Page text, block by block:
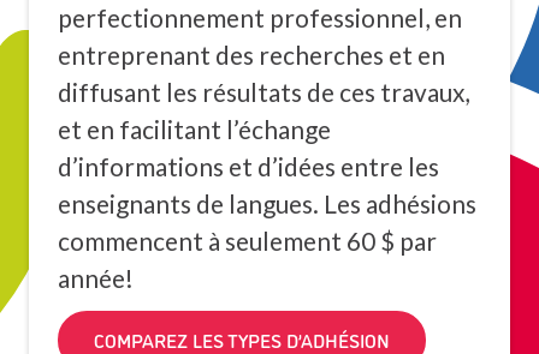
perfectionnement professionnel, en
entreprenant des recherches et en
diffusant les résultats de ces travaux,
et en facilitant l’échange
d’informations et d’idées entre les
enseignants de langues. Les adhésions
commencent à seulement 60 $ par
année!
COMPAREZ LES TYPES D’ADHÉSION